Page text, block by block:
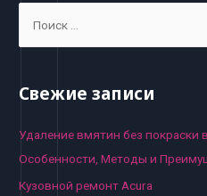
r
h
f
o
Свежие записи
Удаление вмятин без покраски
Особенности, Методы и
Кузовной ремонт Acura